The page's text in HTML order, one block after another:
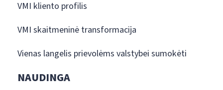
VMI kliento profilis
VMI skaitmeninė transformacija
Vienas langelis prievolėms valstybei sumokėti
NAUDINGA